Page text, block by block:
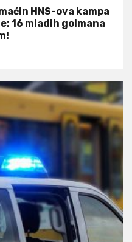
HNS-ova kampa
16 mladih golmana